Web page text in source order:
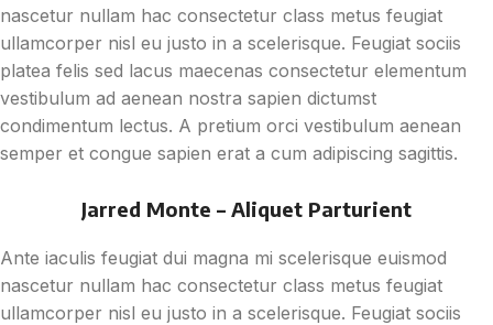
nascetur nullam hac consectetur class metus feugiat
ullamcorper nisl eu justo in a scelerisque. Feugiat sociis
platea felis sed lacus maecenas consectetur elementum
vestibulum ad aenean nostra sapien dictumst
condimentum lectus. A pretium orci vestibulum aenean
semper et congue sapien erat a cum adipiscing sagittis.
Jarred Monte – Aliquet Parturient
Ante iaculis feugiat dui magna mi scelerisque euismod
nascetur nullam hac consectetur class metus feugiat
ullamcorper nisl eu justo in a scelerisque. Feugiat sociis